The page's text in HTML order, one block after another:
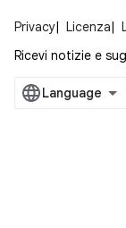
Privacy Licenza
Ricevi notizie e